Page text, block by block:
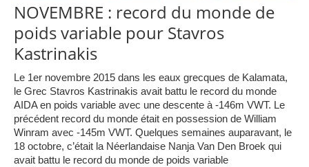
NOVEMBRE : record du monde de
poids variable pour Stavros
Kastrinakis
Le 1er novembre 2015 dans les eaux grecques de Kalamata,
le Grec Stavros Kastrinakis avait battu le record du monde
AIDA en poids variable avec une descente à -146m VWT. Le
précédent record du monde était en possession de William
Winram avec -145m VWT. Quelques semaines auparavant, le
18 octobre, c’était la Néerlandaise Nanja Van Den Broek qui
avait battu le record du monde de poids variable